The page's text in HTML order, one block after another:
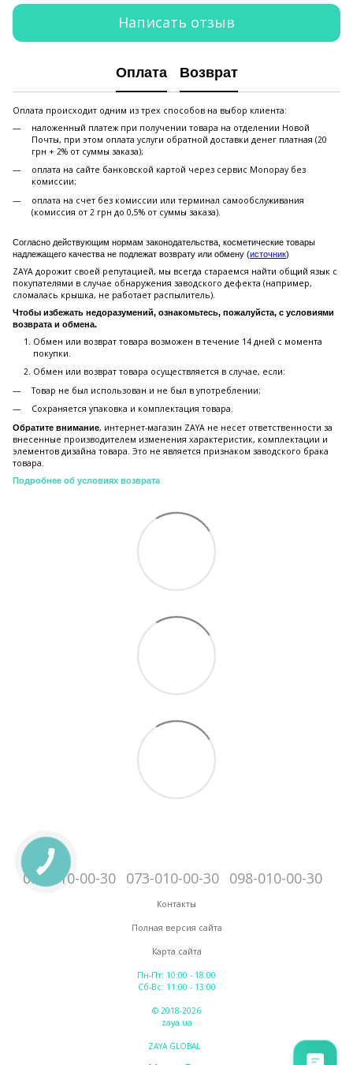
Написать отзыв
Оплата Возврат
Оплата происходит одним из трех способов на выбор клиента:
наложенный платеж при получении товара на отделении Новой
Почты, при этом оплата услуги обратной доставки денег платная (20
грн + 2% от суммы заказа);
оплата на сайте банковской картой через сервис Monopay без
комиссии;
оплата на счет без комиссии или терминал самообслуживания
(комиссия от 2 грн до 0,5% от суммы заказа).
Согласно действующим нормам законодательства, косметические товары
надлежащего качества не подлежат возврату или обмену (источник)
ZAYA дорожит своей репутацией, мы всегда стараемся найти общий язык с
покупателями в случае обнаружения заводского дефекта (например,
сломалась крышка, не работает распылитель).
Чтобы избежать недоразумений, ознакомьтесь, пожалуйста, с условиями
возврата и обмена.
Обмен или возврат товара возможен в течение 14 дней с момента
покупки.
Обмен или возврат товара осуществляется в случае, если:
Товар не был использован и не был в употреблении;
Сохраняется упаковка и комплектация товара.
Обратите внимание, интернет-магазин ZAYA не несет ответственности за
внесенные производителем изменения характеристик, комплектации и
элементов дизайна товара. Это не является признаком заводского брака
товара.
Подробнее об условиях возврата
095-010-00-30 073-010-00-30 098-010-00-30
Контакты
Полная версия сайта
Карта сайта
Пн-Пт: 10:00 - 18:00
Сб-Вс: 11:00 - 13:00
© 2018-2026
zaya.ua
ZAYA GLOBAL